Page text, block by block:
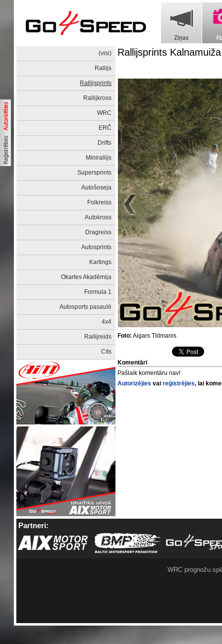
(visi)
Rallijs
Rallijsprints
Rallijkross
WRC
ERČ
Drifts
Minirallijs
Supersprints
Autošoseja
Folkreiss
Autokross
Dragreiss
Autosprints
Kartings
Okartes Akadēmija
Formula 1
Autosports pasaulē
4x4
Rallijreids
Cits
Rallijsprints
Foto: Aigars Tīdmanis
Komentāri
Pašlaik komentāru nav!
Autorizējies vaireģistrējies, lai
Partneri:
WRC prognožu